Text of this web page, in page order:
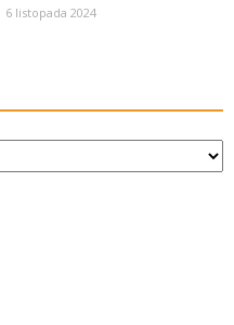
6 listopada 2024